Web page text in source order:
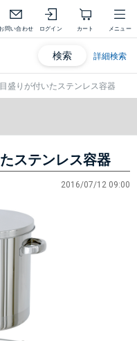
問い合わせ ログイン カート メニュー
検索 詳細検索
目盛りが付いたステンレス容器
ステンレス容器
2016/07/12 09:00